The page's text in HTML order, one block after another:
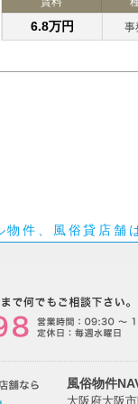
6.8万円 事
物件、風俗貸店舗
風俗物件
大阪府大阪